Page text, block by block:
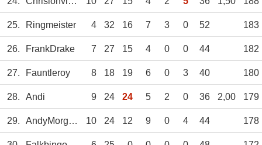
25. Ringmeister 4 32 16 7 3 0 52 183
26. FrankDrake 7 27 15 4 0 0 44 182
27. Fauntleroy 8 18 19 6 0 3 40 180
28. Andi 9 24 24 5 2 0 36 2,00 179
29. AndyMorgan 10 24 12 9 0 4 44 178